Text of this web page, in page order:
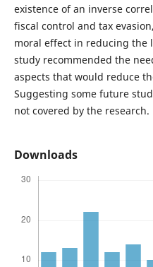
existence of an inverse
fiscal control and tax
moral effect in reducing the
study recommended the
aspects that would reduce
Suggesting some future
not covered by the research.
Downloads